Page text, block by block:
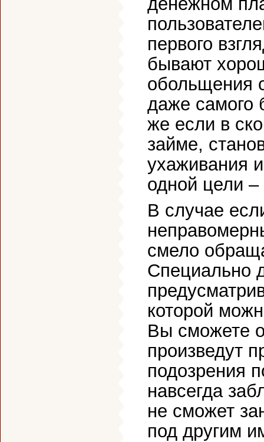
первого
бывают
обольщения
даже самого
же если в
займе,
ухаживания
одной цели –
В случае
смело
Специально
которой
Вы сможете
произведут
подозрения
навсегда
не сможет
под другим